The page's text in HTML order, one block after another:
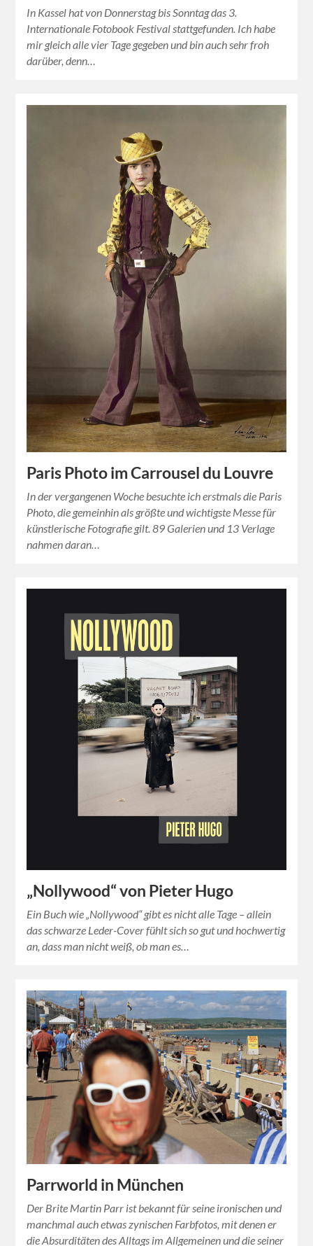
In Kassel hat von Donnerstag bis Sonntag das 3.
Internationale Fotobook Festival stattgefunden. Ich habe
mir gleich alle vier Tage gegeben und bin auch sehr froh
darüber, denn…
Paris Photo im Carrousel du Louvre
In der vergangenen Woche besuchte ich erstmals die Paris
Photo, die gemeinhin als größte und wichtigste Messe für
künstlerische Fotografie gilt. 89 Galerien und 13 Verlage
nahmen daran…
„Nollywood“ von Pieter Hugo
Ein Buch wie „Nollywood“ gibt es nicht alle Tage – allein
das schwarze Leder-Cover fühlt sich so gut und hochwertig
an, dass man nicht weiß, ob man es…
Parrworld in München
Der Brite Martin Parr ist bekannt für seine ironischen und
manchmal auch etwas zynischen Farbfotos, mit denen er
die Absurditäten des Alltags im Allgemeinen und die seiner